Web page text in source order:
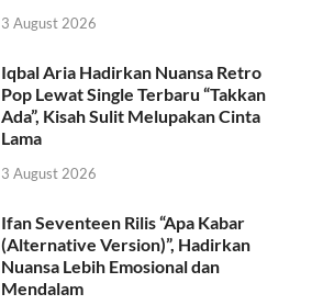
3 August 2026
Iqbal Aria Hadirkan Nuansa Retro
Pop Lewat Single Terbaru “Takkan
Ada”, Kisah Sulit Melupakan Cinta
Lama
3 August 2026
Ifan Seventeen Rilis “Apa Kabar
(Alternative Version)”, Hadirkan
Nuansa Lebih Emosional dan
Mendalam